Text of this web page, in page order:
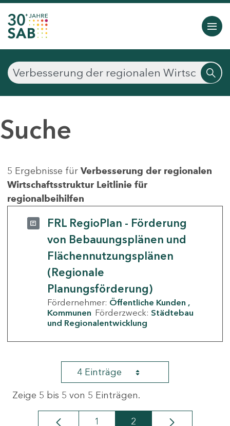
Suche
5 Ergebnisse für Verbesserung der regionalen
Wirtschaftsstruktur Leitlinie für
regionalbeihilfen
FRL RegioPlan - Förderung
von Bebauungsplänen und
Flächennutzungsplänen
(Regionale
Planungsförderung)
Fördernehmer: Öffentliche Kunden
Kommunen Förderzweck: Städtebau
und Regionalentwicklung
4 Einträge
Zeige 5 bis 5 von 5 Einträgen.
1 2